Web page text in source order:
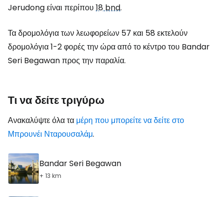
Jerudong είναι περίπου 18 bnd.
Τα δρομολόγια των λεωφορείων 57 και 58 εκτελούν
δρομολόγια 1-2 φορές την ώρα από το κέντρο του Bandar
Seri Begawan προς την παραλία.
Τι να δείτε τριγύρω
Ανακαλύψτε όλα τα μέρη που μπορείτε να δείτε στο
Μπρουνέι Νταρουσαλάμ.
Bandar Seri Begawan
+ 13 km